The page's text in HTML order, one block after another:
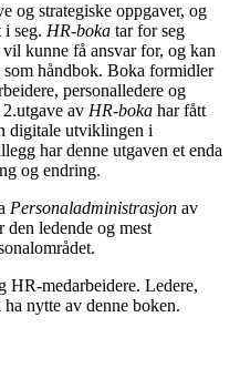
og strategiske oppgaver, og
i seg. HR-boka tar for seg
kunne få ansvar for, og kan
håndbok. Boka formidler
personalledere og
av HR-boka har fått
digitale utviklingen i
har denne utgaven et enda
og endring.
Personaladministrasjon av
ledende og mest
HR-medarbeidere. Ledere,
nytte av denne boken.